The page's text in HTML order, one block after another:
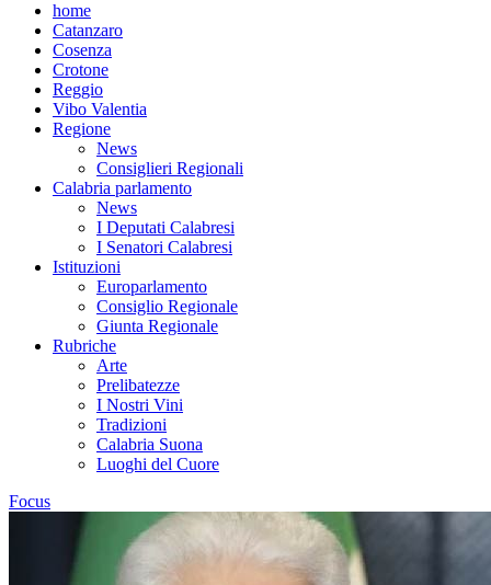
home
Catanzaro
Cosenza
Crotone
Reggio
Vibo Valentia
Regione
News
Consiglieri Regionali
Calabria parlamento
News
I Deputati Calabresi
I Senatori Calabresi
Istituzioni
Europarlamento
Consiglio Regionale
Giunta Regionale
Rubriche
Arte
Prelibatezze
I Nostri Vini
Tradizioni
Calabria Suona
Luoghi del Cuore
Focus